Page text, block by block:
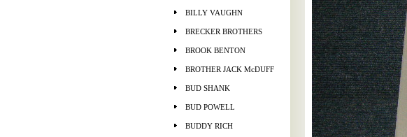
BILLY VAUGHN
BRECKER BROTHERS
BROOK BENTON
BROTHER JACK McDUFF
BUD SHANK
BUD POWELL
BUDDY RICH